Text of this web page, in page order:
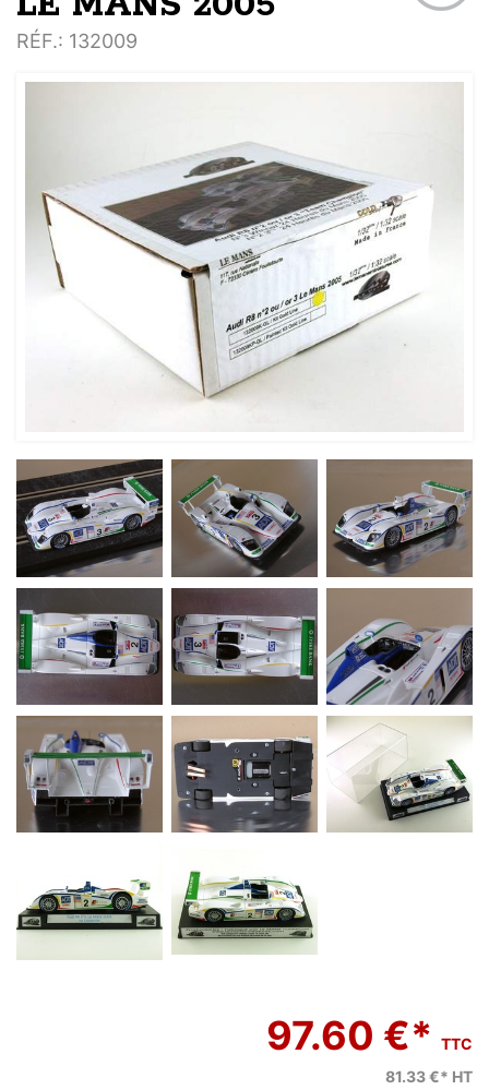
RÉF.: 132009
97.60 €* TTC
81.33 €* HT